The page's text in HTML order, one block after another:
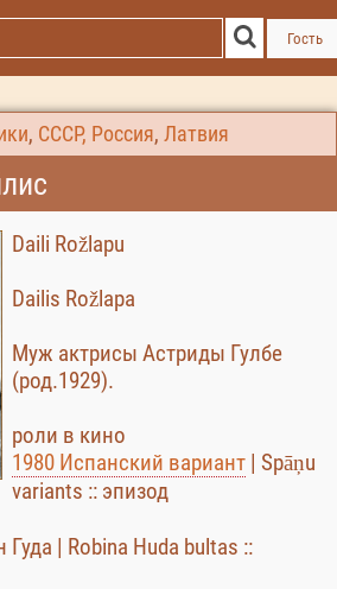
Гость
, СССР, Россия, Латвия
Daili Rožlapu
Dailis Rožlapa
Муж актрисы Астриды Гулбе
(род.1929).
роли в кино
1980 Испанский вариант | Spāņu
variants :: эпизод
| Robina Huda bultas ::